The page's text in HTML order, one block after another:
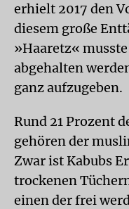
erhielt 2017 den
diesem große
»Haaretz«
abgehalten
ganz aufzugeben.
Rund 21 Prozent
gehören der
Zwar ist Kabubs
trockenen
einen der frei